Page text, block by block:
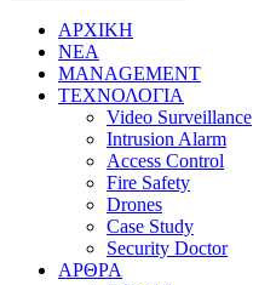
ΑΡΧΙΚΗ
ΝΕΑ
MANAGEMENT
ΤΕΧΝΟΛΟΓΙΑ
Video Surveillance
Intrusion Alarm
Access Control
Fire Safety
Drones
Case Study
Security Doctor
ΑΡΘΡΑ